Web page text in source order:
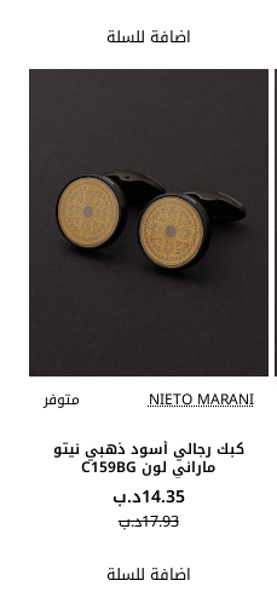
اضافة للسلة
NIETO MARANI
متوفر
كبك رجالي أسود ذهبي نيتو
ماراني لون C159BG
14.35د.ب
17.93د.ب
اضافة للسلة